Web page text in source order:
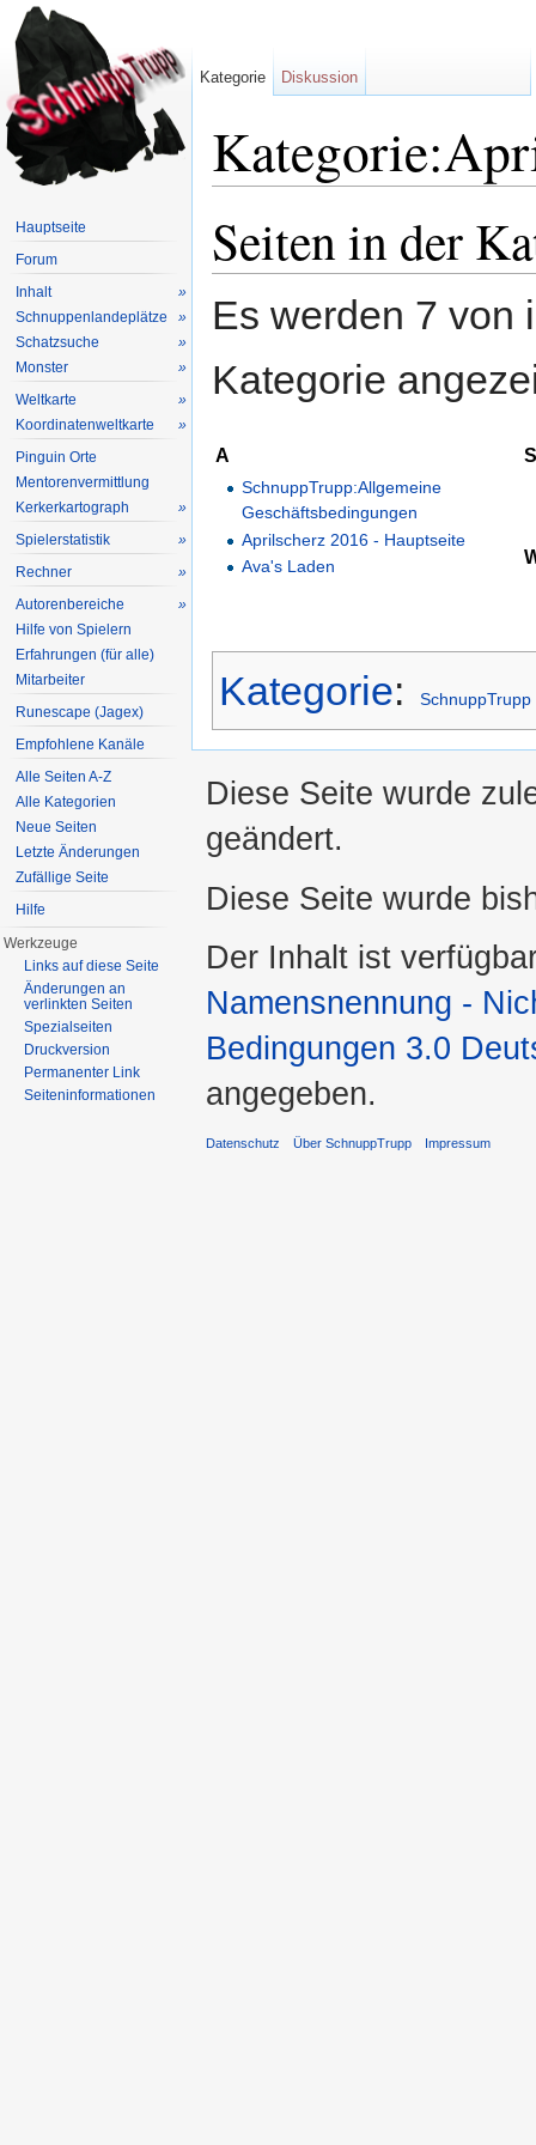
Seiten in der
Es werden 7 von
Kategorie
A
SchnuppTrupp:Allgemeine
Geschäftsbedingungen
Aprilscherz 2016 - Hauptseite
Ava's Laden
S
Kategorie: SchnuppTrupp
Kategorie Diskussion
Hauptseite
Forum
Inhalt
»
Schnuppenlandeplätze
»
Schatzsuche
»
Monster
»
Weltkarte
»
Koordinatenweltkarte
»
Pinguin Orte
Mentorenvermittlung
Kerkerkartograph
»
Spielerstatistik
»
Rechner
»
Autorenbereiche
»
Hilfe von Spielern
Erfahrungen (für alle)
Mitarbeiter
Runescape (Jagex)
Empfohlene Kanäle
Alle Seiten A-Z
Alle Kategorien
Neue Seiten
Letzte Änderungen
Zufällige Seite
Hilfe
Werkzeuge
Links auf diese Seite
Änderungen an
verlinkten Seiten
Spezialseiten
Druckversion
Permanenter Link
Seiteninformationen
Diese Seite wurde
geändert.
Diese Seite wurde
Der Inhalt ist
Namensnennung -
Bedingungen 3.0
angegeben.
Datenschutz Über SchnuppTrupp Impressum